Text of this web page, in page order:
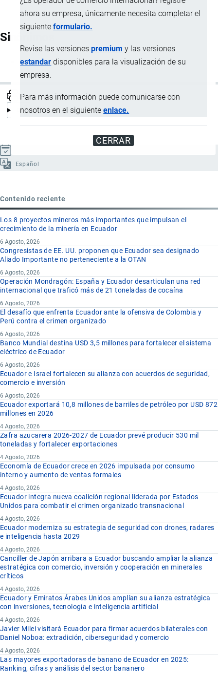
ahora su empresa, únicamente necesita completar el
siguienteformulario.
Revise las versionespremium y las versiones
estandar disponibles para la visualización de su
empresa.
Para más información puede comunicarse con
nosotros en el siguienteenlace.
CERRAR
Sinónimos
Número ONU
Español
Contenido reciente
Los 8 proyectos mineros más importantes que impulsan el
crecimiento de la minería en Ecuador
6 Agosto, 2026
Congresistas de EE. UU. proponen que Ecuador sea designado
Aliado Importante no perteneciente a la OTAN
6 Agosto, 2026
Operación Mondragón: España y Ecuador desarticulan una red
internacional que traficó más de 21 toneladas de cocaína
6 Agosto, 2026
El desafío que enfrenta Ecuador ante la ofensiva de Colombia y
Perú contra el crimen organizado
6 Agosto, 2026
Banco Mundial destina USD 3,5 millones para fortalecer el sistema
eléctrico de Ecuador
6 Agosto, 2026
Ecuador e Israel fortalecen su alianza con acuerdos de seguridad,
comercio e inversión
6 Agosto, 2026
Ecuador exportará 10,8 millones de barriles de petróleo por USD 872
millones en 2026
4 Agosto, 2026
Zafra azucarera 2026-2027 de Ecuador prevé producir 530 mil
toneladas y fortalecer exportaciones
4 Agosto, 2026
Economía de Ecuador crece en 2026 impulsada por consumo
interno y aumento de ventas formales
4 Agosto, 2026
Ecuador integra nueva coalición regional liderada por Estados
Unidos para combatir el crimen organizado transnacional
4 Agosto, 2026
Ecuador moderniza su estrategia de seguridad con drones, radares
e inteligencia hasta 2029
4 Agosto, 2026
Canciller de Japón arribara a Ecuador buscando ampliar la alianza
estratégica con comercio, inversión y cooperación en minerales
críticos
4 Agosto, 2026
Ecuador y Emiratos Árabes Unidos amplían su alianza estratégica
con inversiones, tecnología e inteligencia artificial
4 Agosto, 2026
Javier Milei visitará Ecuador para firmar acuerdos bilaterales con
Daniel Noboa: extradición, ciberseguridad y comercio
4 Agosto, 2026
Las mayores exportadoras de banano de Ecuador en 2025:
Ranking, cifras y análisis del sector bananero